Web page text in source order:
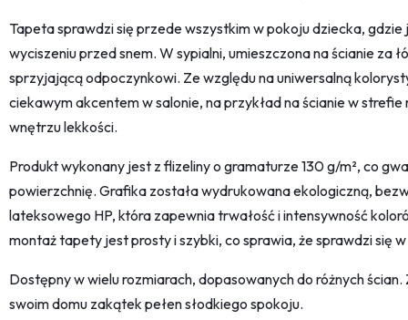
Tapeta sprawdzi się przede wszystkim w pokoju dziecka,
wyciszeniu przed snem. W sypialni, umieszczona na ścianie za
sprzyjającą odpoczynkowi. Ze względu na uniwersalną
ciekawym akcentem w salonie, na przykład na ścianie w
wnętrzu lekkości.
Produkt wykonany jest z flizeliny o gramaturze 130 g/m², co
powierzchnię. Grafika została wydrukowana ekologiczną,
lateksowego HP, która zapewnia trwałość i intensywność
montaż tapety jest prosty i szybki, co sprawia, że sprawdzi się
Dostępny w wielu rozmiarach, dopasowanych do różnych
swoim domu zakątek pełen słodkiego spokoju.